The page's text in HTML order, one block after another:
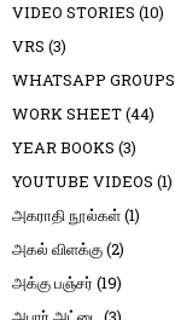
VIDEO STORIES (10)
VRS (3)
WHATSAPP GROUPS
WORK SHEET(44)
YEAR BOOKS (3)
YOUTUBE VIDEOS (1)
அகராதி நூல்கள்(1)
அகல் விளக்கு(2)
அக்கு பஞ்சர் (19)